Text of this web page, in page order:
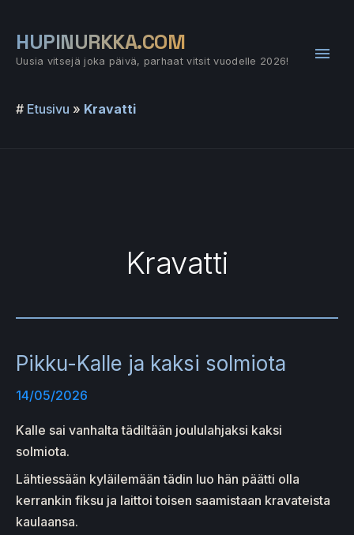
sisältöön
HUPINURKKA.COM
Uusia vitsejä joka päivä, parhaat vitsit vuodelle 2026!
# Etusivu » Kravatti
Kravatti
Pikku-Kalle ja kaksi solmiota
14/05/2026
Kalle sai vanhalta tädiltään joululahjaksi kaksi
solmiota.
Lähtiessään kyläilemään tädin luo hän päätti olla
kerrankin fiksu ja laittoi toisen saamistaan kravateista
kaulaansa.